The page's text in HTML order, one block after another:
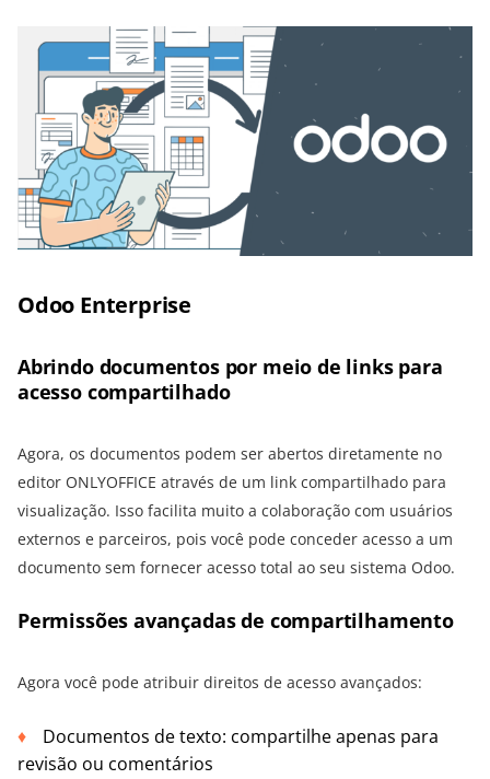
Odoo Enterprise
Abrindo documentos por meio de links para
acesso compartilhado
Agora, os documentos podem ser abertos diretamente no
editor ONLYOFFICE através de um link compartilhado para
visualização. Isso facilita muito a colaboração com usuários
externos e parceiros, pois você pode conceder acesso a um
documento sem fornecer acesso total ao seu sistema Odoo.
Permissões avançadas de compartilhamento
Agora você pode atribuir direitos de acesso avançados:
Documentos de texto: compartilhe apenas para
revisão ou comentários